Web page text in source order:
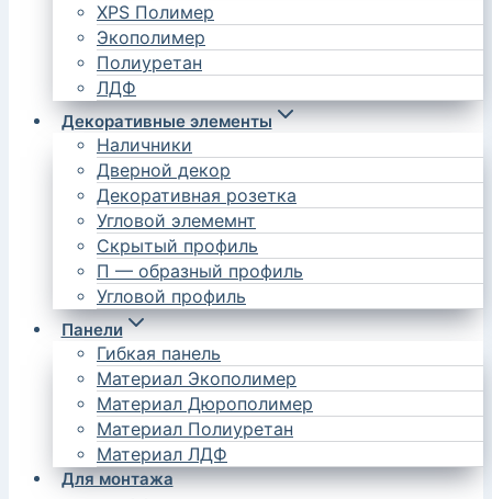
XPS Полимер
Экополимер
Полиуретан
ЛДФ
Декоративные элементы
Наличники
Дверной декор
Декоративная розетка
Угловой элемемнт
Скрытый профиль
П — образный профиль
Угловой профиль
Панели
Гибкая панель
Материал Экополимер
Материал Дюрополимер
Материал Полиуретан
Материал ЛДФ
Для монтажа